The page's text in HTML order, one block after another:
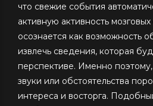
что свежие события
активную активность
осознается как возможность
извлечь сведения, которая
перспективе. Именно
звуки или обстоятельства
интереса и восторга.